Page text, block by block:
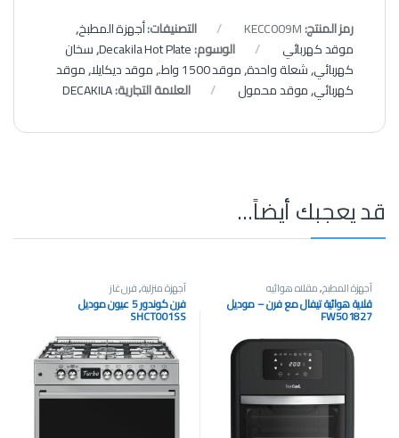
رمز المنتج:KECC009M التصنيفات:أجهزة المطبخ,
موقد كهربائي
الوسوم:Decakila Hot Plate
,سخان
كهربائي,شعلة واحدة,موقد 1500 واط. ,موقد ديكايلا,موقد
كهربائي,موقد محمول العلامة التجارية:DECAKILA
قد يعجبك أيضاً…
أجهزة المطبخ,مقلاه هوائيه
قلاية هوائية تيفال مع فرن – موديل
FW501827
أجهزة منزلية,فرن غاز
فرن كوندور 5 عيون موديل
SHCT001SS